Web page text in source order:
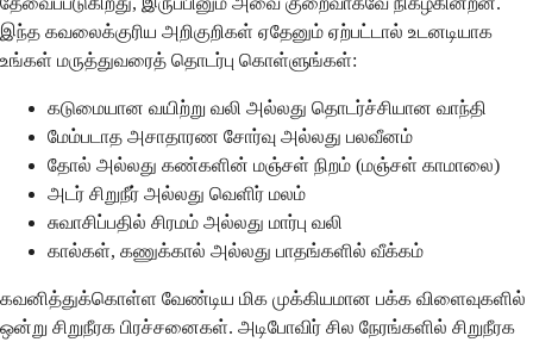
இந்த கவலைக்குரிய அறிகுறிகள் ஏதேனும் ஏற்பட்டால் உடனடியாக
உங்கள் மருத்துவரைத் தொடர்பு கொள்ளுங்கள்:
கடுமையான வயிற்று வலி அல்லது தொடர்ச்சியான வாந்தி
மேம்படாத அசாதாரண சோர்வு அல்லது பலவீனம்
தோல் அல்லது கண்களின் மஞ்சள் நிறம் (மஞ்சள் காமாலை)
அடர் சிறுநீர் அல்லது வெளிர் மலம்
சுவாசிப்பதில் சிரமம் அல்லது மார்பு வலி
கால்கள், கணுக்கால் அல்லது பாதங்களில் வீக்கம்
கவனித்துக்கொள்ள வேண்டிய மிக முக்கியமான பக்க விளைவுகளில்
ஒன்று சிறுநீரக பிரச்சனைகள். அடிபோவிர் சில நேரங்களில் சிறுநீரக